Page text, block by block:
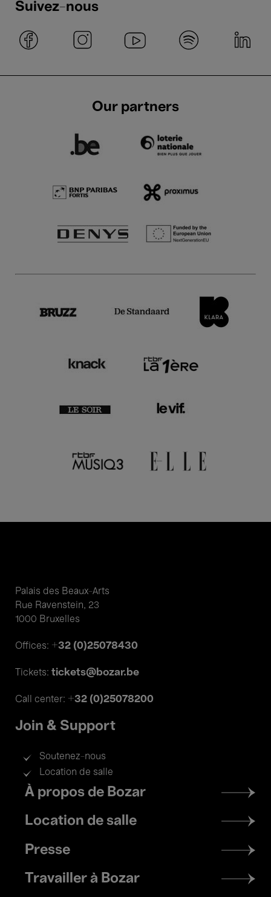
Suivez-nous
Our partners
Palais des Beaux-Arts
Rue Ravenstein, 23
1000 Bruxelles
Offices: +32 (0)25078430
Tickets: tickets@bozar.be
Call center: +32 (0)25078200
Join & Support
Soutenez-nous
Location de salle
Footer
menu
À propos de Bozar
Location de salle
Presse
Travailler à Bozar